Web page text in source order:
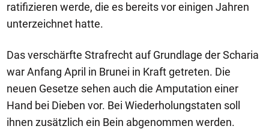
ratifizieren werde, die es bereits vor einigen Jahren
unterzeichnet hatte.
Das verschärfte Strafrecht auf Grundlage der Scharia
war Anfang April in Brunei in Kraft getreten. Die
neuen Gesetze sehen auch die Amputation einer
Hand bei Dieben vor. Bei Wiederholungstaten soll
ihnen zusätzlich ein Bein abgenommen werden.